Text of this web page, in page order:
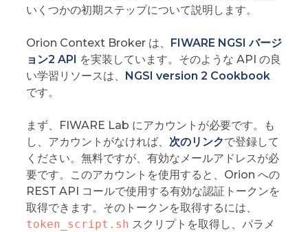
いくつかの初期ステップについて説明します。
Orion Context Broker は、 FIWARE NGSI バージ
ョン2 API を実装しています。そのような API の良
い学習リソースは、 NGSI version 2 Cookbook
です。
まず、FIWARE Lab にアカウントが必要です。も
し、アカウントがなければ、 次のリンクで登録して
ください。無料ですが、有効なメールアドレスが必
要です。このアカウントを使用すると、Orion への
REST API コールで使用する有効な認証トークンを
取得できます。そのトークンを取得するには、
token_script.sh スクリプトを取得し、パラメ